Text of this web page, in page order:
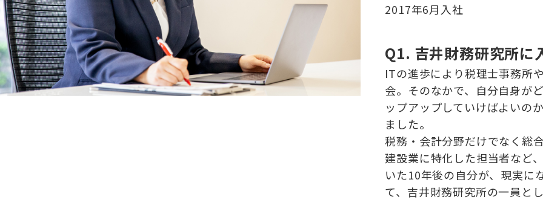
2017年6月入社
Q1. 吉井財務研究所に
ITの進歩により税理士事務所
会。そのなかで、自分自身が
ップアップしていけばよいの
ました。
税務・会計分野だけでなく総
建設業に特化した担当者など
いた10年後の自分が、現実に
て、吉井財務研究所の一員と